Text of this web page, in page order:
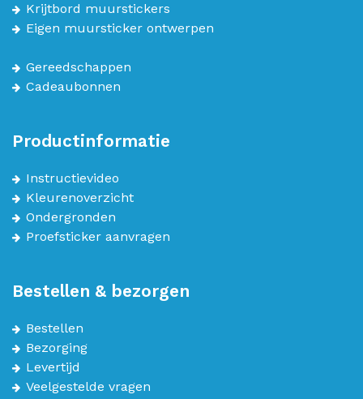
Krijtbord muurstickers
Eigen muursticker ontwerpen
Gereedschappen
Cadeaubonnen
Productinformatie
Instructievideo
Kleurenoverzicht
Ondergronden
Proefsticker aanvragen
Bestellen & bezorgen
Bestellen
Bezorging
Levertijd
Veelgestelde vragen